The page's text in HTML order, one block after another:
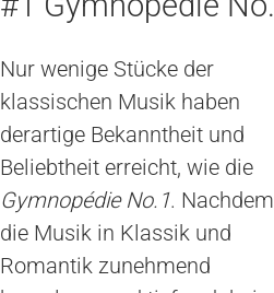
Nur wenige Stücke der
klassischen Musik haben
derartige Bekanntheit und
Beliebtheit erreicht, wie die
Gymnopédie No.1. Nachdem
die Musik in Klassik und
Romantik zunehmend